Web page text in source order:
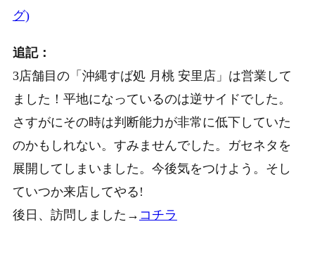
グ)
追記：
3店舗目の「沖縄すば処 月桃 安里店」は営業して
ました！平地になっているのは逆サイドでした。
さすがにその時は判断能力が非常に低下していた
のかもしれない。すみませんでした。ガセネタを
展開してしまいました。今後気をつけよう。そし
ていつか来店してやる!
後日、訪問しました→ コチラ